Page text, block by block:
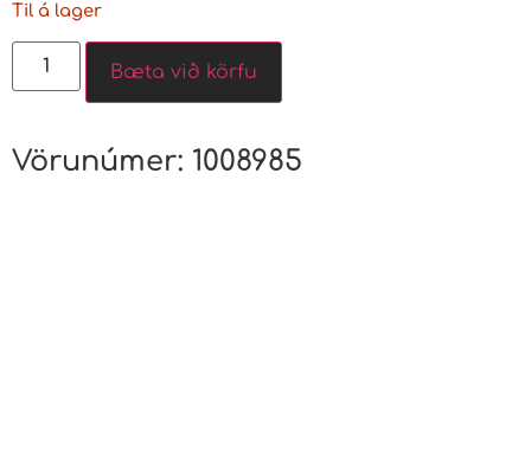
Til á lager
Bæta við körfu
Vörunúmer: 1008985